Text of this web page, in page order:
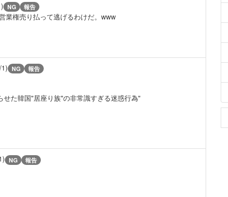
NG 報告
業権売り払って逃げるわけだ。www
NG 報告
た韓国"居座り族"の非常識すぎる迷惑行為"
NG 報告